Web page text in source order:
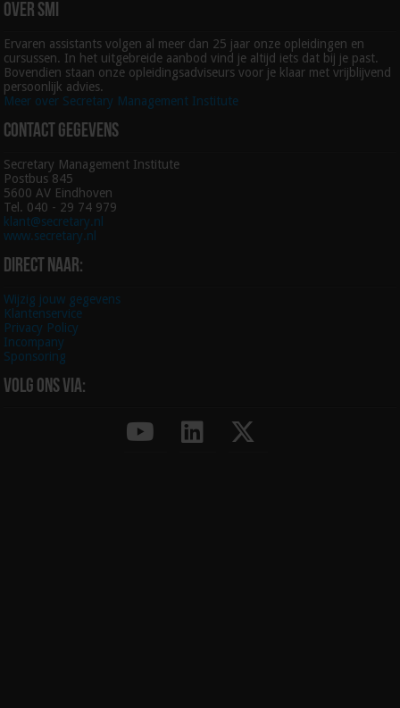
Over SMI
Ervaren assistants volgen al meer dan 25 jaar onze opleidingen en
cursussen. In het uitgebreide aanbod vind je altijd iets dat bij je past.
Bovendien staan onze opleidingsadviseurs voor je klaar met vrijblijvend
persoonlijk advies.
Meer over Secretary Management Institute
Contact gegevens
Secretary Management Institute
Postbus 845
5600 AV Eindhoven
Tel. 040 - 29 74 979
klant@secretary.nl
www.secretary.nl
Direct naar:
Wijzig jouw gegevens
Klantenservice
Privacy Policy
Incompany
Sponsoring
Volg ons via: